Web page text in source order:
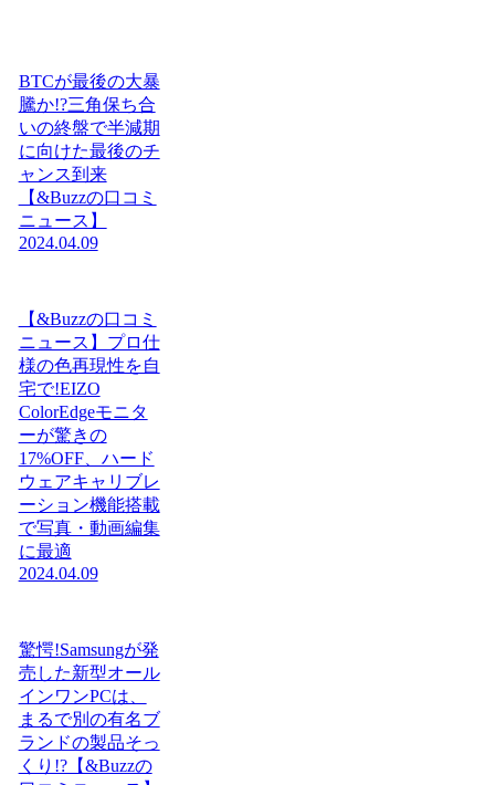
BTCが最後の大暴
騰か!?三角保ち合
いの終盤で半減期
に向けた最後のチ
ャンス到来
【&Buzzの口コミ
ニュース】
2024.04.09
【&Buzzの口コミ
ニュース】プロ仕
様の色再現性を自
宅で!EIZO
ColorEdgeモニタ
ーが驚きの
17%OFF、ハード
ウェアキャリブレ
ーション機能搭載
で写真・動画編集
に最適
2024.04.09
驚愕!Samsungが発
売した新型オール
インワンPCは、
まるで別の有名ブ
ランドの製品そっ
くり!?【&Buzzの